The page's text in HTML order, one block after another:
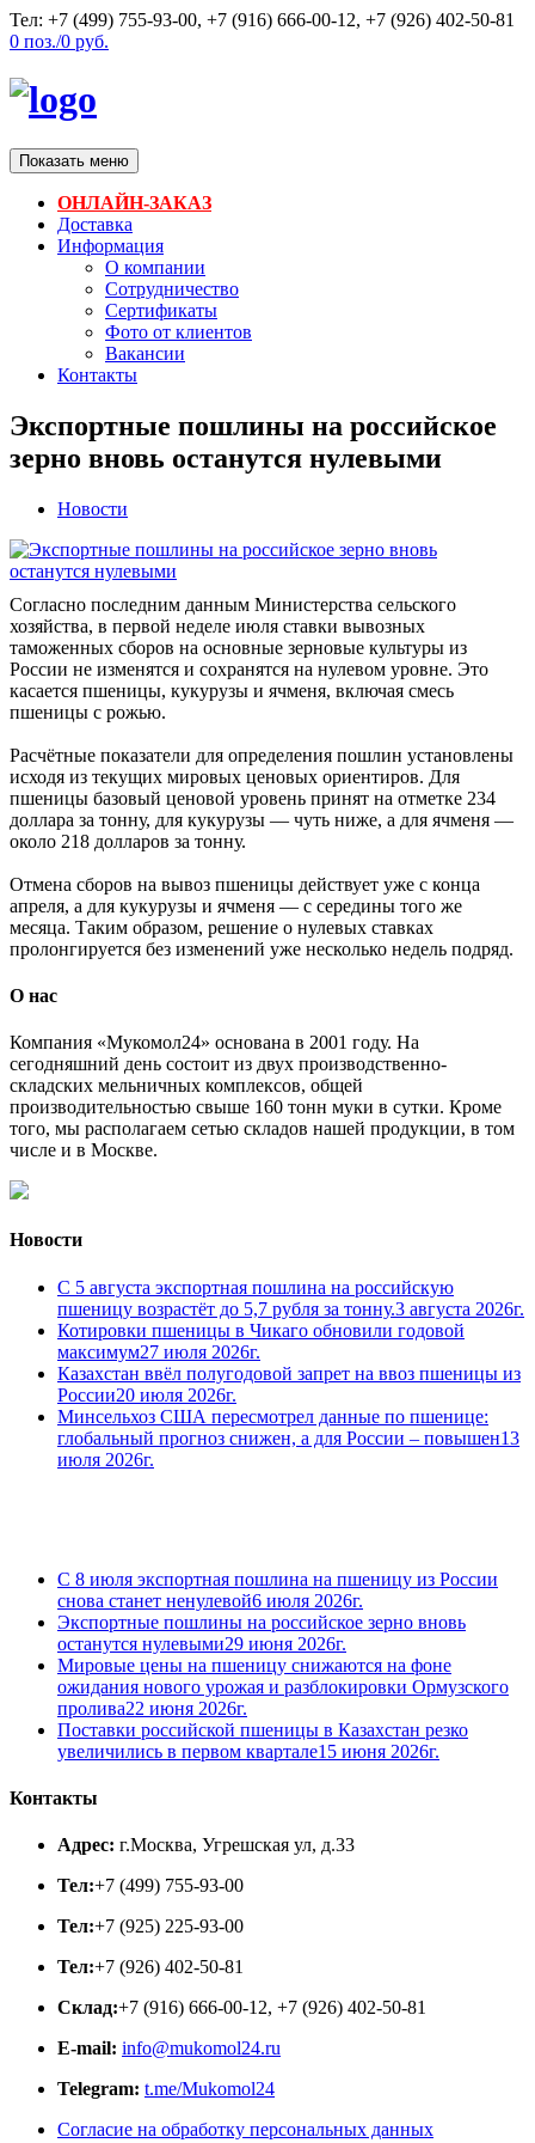
Тел: +7 (499) 755-93-00, +7 (916) 666-00-12, +7 (926) 402-50-81
0 поз./0 руб.
Показать меню
ОНЛАЙН-ЗАКАЗ
Доставка
Информация
О компании
Сотрудничество
Сертификаты
Фото от клиентов
Вакансии
Контакты
Экспортные пошлины на российское
зерно вновь останутся нулевыми
Новости
Согласно последним данным Министерства сельского
хозяйства, в первой неделе июля ставки вывозных
таможенных сборов на основные зерновые культуры из
России не изменятся и сохранятся на нулевом уровне. Это
касается пшеницы, кукурузы и ячменя, включая смесь
пшеницы с рожью.
Расчётные показатели для определения пошлин установлены
исходя из текущих мировых ценовых ориентиров. Для
пшеницы базовый ценовой уровень принят на отметке 234
доллара за тонну, для кукурузы — чуть ниже, а для ячменя —
около 218 долларов за тонну.
Отмена сборов на вывоз пшеницы действует уже с конца
апреля, а для кукурузы и ячменя — с середины того же
месяца. Таким образом, решение о нулевых ставках
пролонгируется без изменений уже несколько недель подряд.
О нас
Компания «Мукомол24» основана в 2001 году. На
сегодняшний день состоит из двух производственно-
складских мельничных комплексов, общей
производительностью свыше 160 тонн муки в сутки. Кроме
того, мы располагаем сетью складов нашей продукции, в том
числе и в Москве.
Новости
С 5 августа экспортная пошлина на российскую
пшеницу возрастёт до 5,7 рубля за тонну.3 августа 2026г.
Котировки пшеницы в Чикаго обновили годовой
максимум27 июля 2026г.
Казахстан ввёл полугодовой запрет на ввоз пшеницы из
России20 июля 2026г.
Минсельхоз США пересмотрел данные по пшенице:
глобальный прогноз снижен, а для России – повышен13
июля 2026г.
С 8 июля экспортная пошлина на пшеницу из России
снова станет ненулевой6 июля 2026г.
Экспортные пошлины на российское зерно вновь
останутся нулевыми29 июня 2026г.
Мировые цены на пшеницу снижаются на фоне
ожидания нового урожая и разблокировки Ормузского
пролива22 июня 2026г.
Поставки российской пшеницы в Казахстан резко
увеличились в первом квартале15 июня 2026г.
Контакты
Адрес: г.Москва, Угрешская ул, д.33
Тел:+7 (499) 755-93-00
Тел:+7 (925) 225-93-00
Тел:+7 (926) 402-50-81
Склад:+7 (916) 666-00-12, +7 (926) 402-50-81
E-mail: info@mukomol24.ru
Telegram: t.me/Mukomol24
Согласие на обработку персональных данных